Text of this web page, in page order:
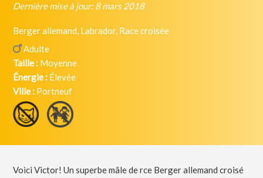
Dernière mise à jour: 8 mars 2018
Berger allemand, Labrador, Race croisée
Adulte
Taille : Moyenne
Énergie : Élevée
Ville : Portneuf
Voici Victor! Un superbe mâle de rce Berger allemand croisé